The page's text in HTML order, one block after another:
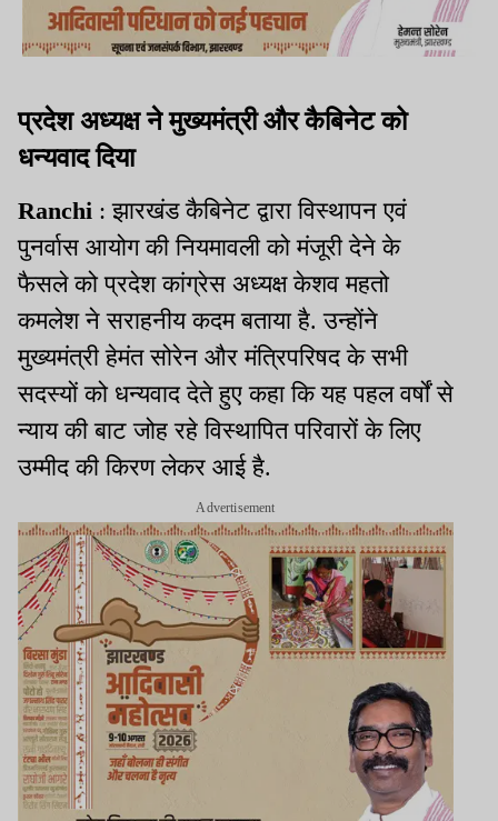
प्रदेश अध्यक्ष ने मुख्यमंत्री और कैबिनेट को
धन्यवाद दिया
Ranchi : झारखंड कैबिनेट द्वारा विस्थापन एवं
पुनर्वास आयोग की नियमावली को मंजूरी देने के
फैसले को प्रदेश कांग्रेस अध्यक्ष केशव महतो
कमलेश ने सराहनीय कदम बताया है. उन्होंने
मुख्यमंत्री हेमंत सोरेन और मंत्रिपरिषद के सभी
सदस्यों को धन्यवाद देते हुए कहा कि यह पहल वर्षों से
न्याय की बाट जोह रहे विस्थापित परिवारों के लिए
उम्मीद की किरण लेकर आई है.
Advertisement